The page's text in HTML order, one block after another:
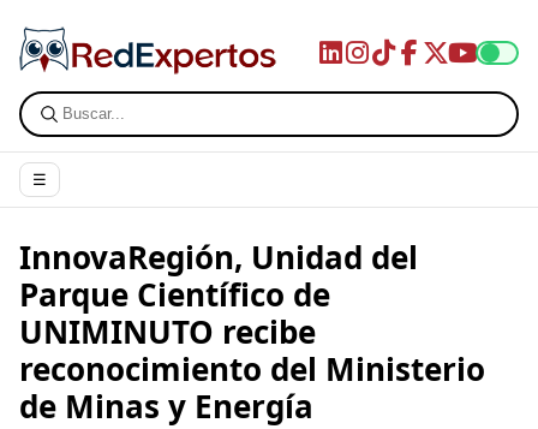
☰
InnovaRegión, Unidad del
Parque Científico de
UNIMINUTO recibe
reconocimiento del Ministerio
de Minas y Energía